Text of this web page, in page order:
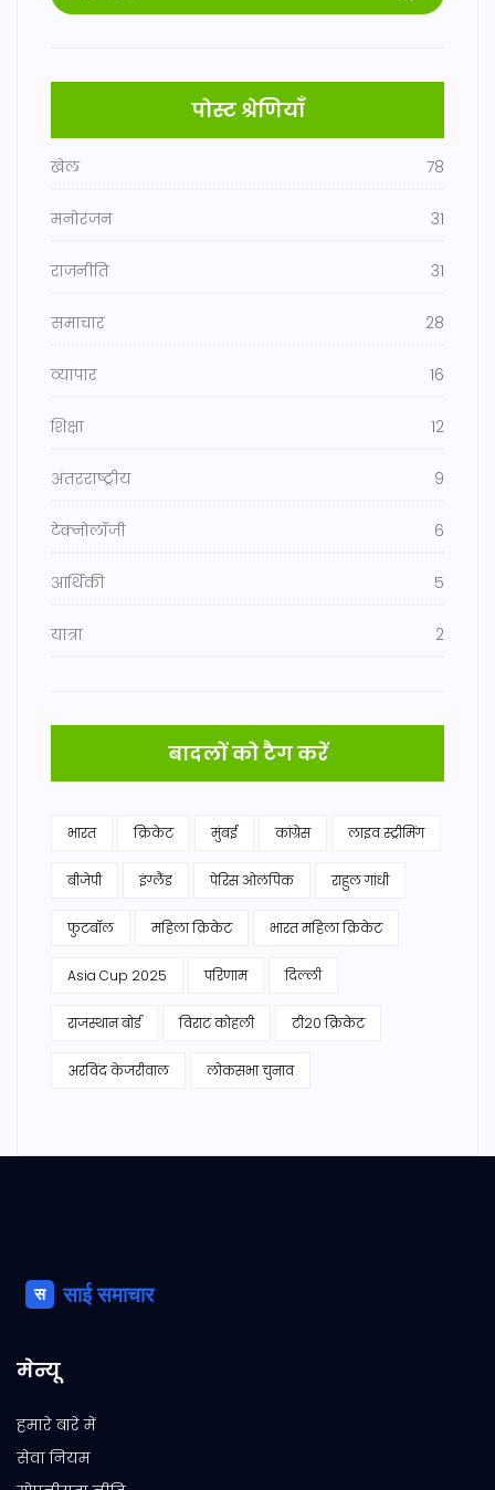
पोस्ट श्रेणियाँ
खेल 78
मनोरंजन 31
राजनीति 31
समाचार 28
व्यापार 16
शिक्षा 12
अंतरराष्ट्रीय 9
टेक्नोलॉजी 6
आर्थिकी 5
यात्रा 2
बादलों को टैग करें
भारत क्रिकेट मुंबई कांग्रेस लाइव स्ट्रीमिंग
बीजेपी इंग्लैंड पेरिस ओलंपिक राहुल गांधी
फुटबॉल महिला क्रिकेट भारत महिला क्रिकेट
Asia Cup 2025 परिणाम दिल्ली
राजस्थान बोर्ड विराट कोहली टी20 क्रिकेट
अरविंद केजरीवाल लोकसभा चुनाव
मेन्यू
हमारे बारे में
सेवा नियम